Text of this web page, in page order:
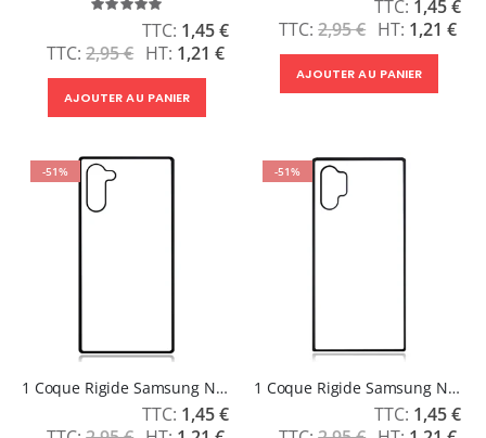
Évaluation:
100%
2,95 €
Prix
Spécial
1,45 €
1,21 €
AJOUTER AU PANIER
2,95 €
Spécial
1,45 €
1,21 €
AJOUTER AU PANIER
-51%
1 Coque Rigide Samsung Note 10
Prix
Spécial
1,45 €
-51%
1 Coque Rigide Samsung Note 10 Plus
Prix
Spécial
1,45 €